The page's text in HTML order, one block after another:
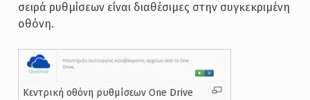
σειρά ρυθμίσεων είναι διαθέσιμες στην συγκεκριμένη
οθόνη.
Κεντρική οθόνη ρυθμίσεων One Drive